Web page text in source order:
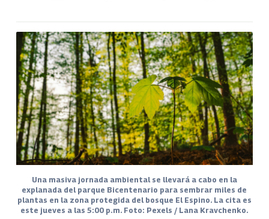
Una masiva jornada ambiental se llevará a cabo en la
explanada del parque Bicentenario para sembrar miles de
plantas en la zona protegida del bosque El Espino. La cita es
este jueves a las 5:00 p.m. Foto: Pexels / Lana Kravchenko.